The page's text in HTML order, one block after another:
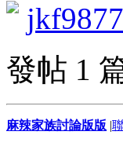
jkf9877
發帖 1
麻辣家族討論版版 |